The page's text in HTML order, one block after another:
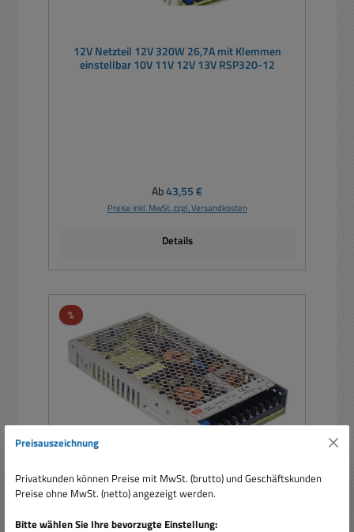
12V Netzteil 12V 320W 26,7A mit Klemmen
einstellbar 10V 11V 12V 13V RSP320-12
Regulärer Preis:
Ab43,55 €
Preise inkl. MwSt. zzgl. Versandkosten
Details
%Rabatt
Eingang 85-264V
Preisauszeichnung
Privatkunden können Preise mit MwSt. (brutto) und Geschäftskunden
Preise ohne MwSt. (netto) angezeigt werden.
Bitte wählen Sie Ihre bevorzugte Einstellung: